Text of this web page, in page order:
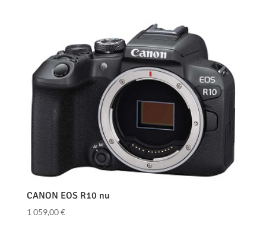
CANON EOS R10 nu
1 059,00€